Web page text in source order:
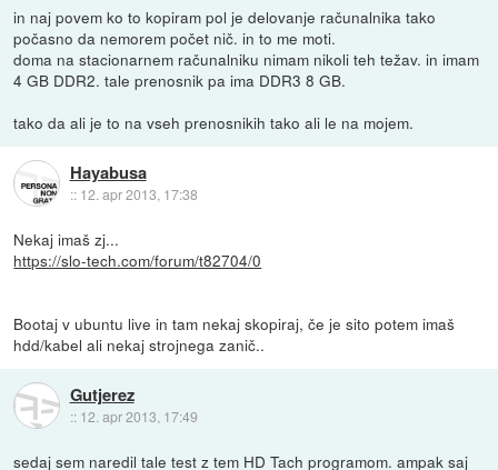
in naj povem ko to kopiram pol je delovanje računalnika tako
počasno da nemorem počet nič. in to me moti.
doma na stacionarnem računalniku nimam nikoli teh težav. in imam
4 GB DDR2. tale prenosnik pa ima DDR3 8 GB.
tako da ali je to na vseh prenosnikih tako ali le na mojem.
Hayabusa
:: 12. apr 2013, 17:38
Nekaj imaš zj...
https://slo-tech.com/forum/t82704/0
Bootaj v ubuntu live in tam nekaj skopiraj, če je sito potem imaš
hdd/kabel ali nekaj strojnega zanič..
Gutjerez
:: 12. apr 2013, 17:49
sedaj sem naredil tale test z tem HD Tach programom. ampak saj